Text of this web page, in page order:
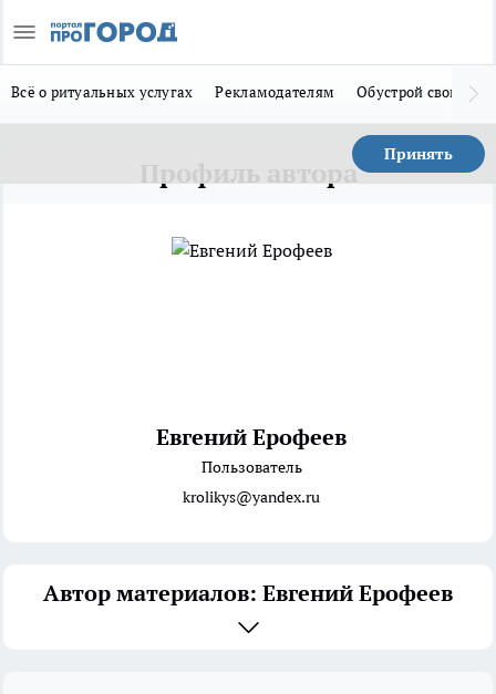
Всё о ритуальных услугах Рекламодателям Обустрой свой дом
Принять
Профиль автора
Евгений Ерофеев
Пользователь
krolikys@yandex.ru
Автор материалов: Евгений Ерофеев